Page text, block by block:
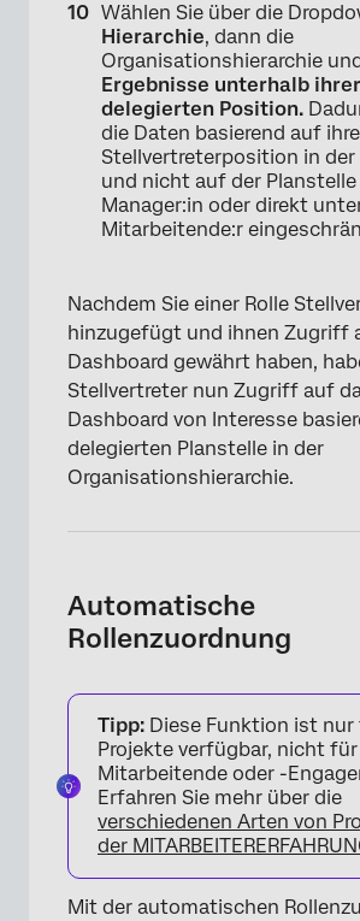
Wählen Sie über die
Hierarchie, dann die
Organisationshierarchie
Ergebnisse unterhalb ihrer
delegierten Position.
die Daten basierend auf
Stellvertreterposition in der
und nicht auf der Planstelle
Manager:in oder direkt
Mitarbeitende:r
Nachdem Sie einer Rolle
hinzugefügt und ihnen Zugriff
Dashboard gewährt haben,
Stellvertreter nun Zugriff auf
Dashboard von Interesse
delegierten Planstelle in der
Organisationshierarchie.
Automatische
Rollenzuordnung
Tipp: Diese Funktion ist
Projekte verfügbar, nicht für
Mitarbeitende oder -
Erfahren Sie mehr über die
verschiedenen Arten von
der
Mit der automatischen